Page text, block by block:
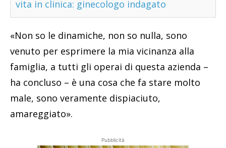
vita in clinica: ginecologo indagato
«Non so le dinamiche, non so nulla, sono
venuto per esprimere la mia vicinanza alla
famiglia, a tutti gli operai di questa azienda –
ha concluso – è una cosa che fa stare molto
male, sono veramente dispiaciuto,
amareggiato».
Pubblicità